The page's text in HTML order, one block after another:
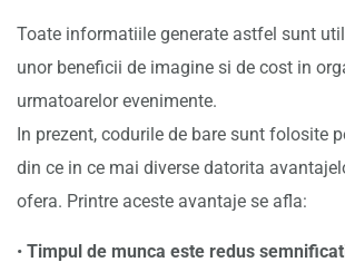
Toate informatiile generate astfel sunt
unor beneficii de imagine si de cost in
urmatoarelor evenimente.
In prezent, codurile de bare sunt folosite
din ce in ce mai diverse datorita
ofera. Printre aceste avantaje se afla:
• Timpul de munca este redus